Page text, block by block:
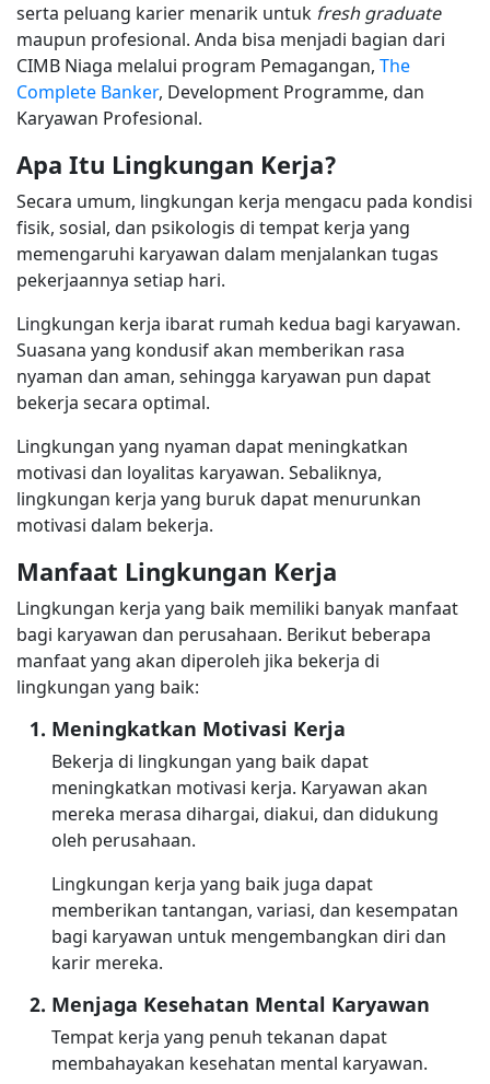
serta peluang karier menarik untuk fresh graduate
maupun profesional. Anda bisa menjadi bagian dari
CIMB Niaga melalui program Pemagangan, The
Complete Banker, Development Programme, dan
Karyawan Profesional.
Apa Itu Lingkungan Kerja?
Secara umum, lingkungan kerja mengacu pada kondisi
fisik, sosial, dan psikologis di tempat kerja yang
memengaruhi karyawan dalam menjalankan tugas
pekerjaannya setiap hari.
Lingkungan kerja ibarat rumah kedua bagi karyawan.
Suasana yang kondusif akan memberikan rasa
nyaman dan aman, sehingga karyawan pun dapat
bekerja secara optimal.
Lingkungan yang nyaman dapat meningkatkan
motivasi dan loyalitas karyawan. Sebaliknya,
lingkungan kerja yang buruk dapat menurunkan
motivasi dalam bekerja.
Manfaat Lingkungan Kerja
Lingkungan kerja yang baik memiliki banyak manfaat
bagi karyawan dan perusahaan. Berikut beberapa
manfaat yang akan diperoleh jika bekerja di
lingkungan yang baik:
Meningkatkan Motivasi Kerja
Bekerja di lingkungan yang baik dapat
meningkatkan motivasi kerja. Karyawan akan
mereka merasa dihargai, diakui, dan didukung
oleh perusahaan.
Lingkungan kerja yang baik juga dapat
memberikan tantangan, variasi, dan kesempatan
bagi karyawan untuk mengembangkan diri dan
karir mereka.
Menjaga Kesehatan Mental Karyawan
Tempat kerja yang penuh tekanan dapat
membahayakan kesehatan mental karyawan.